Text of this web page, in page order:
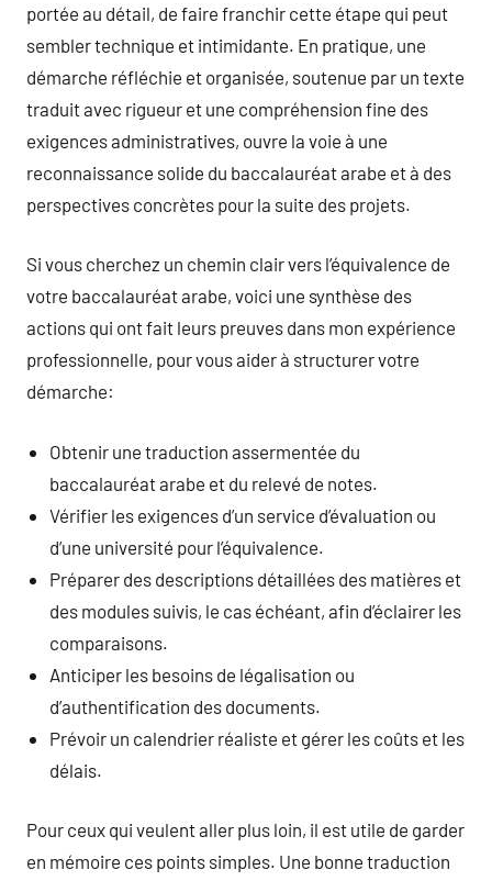
portée au détail, de faire franchir cette étape qui peut
sembler technique et intimidante. En pratique, une
démarche réfléchie et organisée, soutenue par un texte
traduit avec rigueur et une compréhension fine des
exigences administratives, ouvre la voie à une
reconnaissance solide du baccalauréat arabe et à des
perspectives concrètes pour la suite des projets.
Si vous cherchez un chemin clair vers l’équivalence de
votre baccalauréat arabe, voici une synthèse des
actions qui ont fait leurs preuves dans mon expérience
professionnelle, pour vous aider à structurer votre
démarche:
Obtenir une traduction assermentée du
baccalauréat arabe et du relevé de notes.
Vérifier les exigences d’un service d’évaluation ou
d’une université pour l’équivalence.
Préparer des descriptions détaillées des matières et
des modules suivis, le cas échéant, afin d’éclairer les
comparaisons.
Anticiper les besoins de légalisation ou
d’authentification des documents.
Prévoir un calendrier réaliste et gérer les coûts et les
délais.
Pour ceux qui veulent aller plus loin, il est utile de garder
en mémoire ces points simples. Une bonne traduction